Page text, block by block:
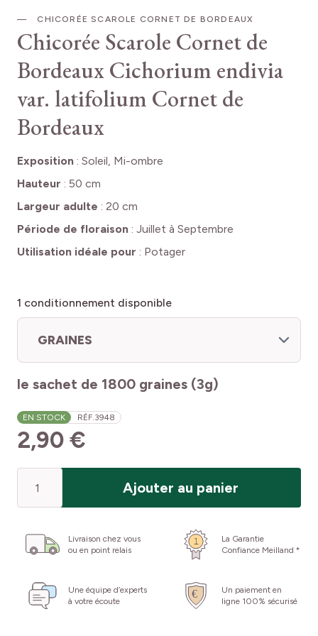
CHICORÉE SCAROLE CORNET DE BORDEAUX
Chicorée Scarole Cornet de
BordeauxCichorium endivia
var. latifolium Cornet de
Bordeaux
Exposition : Soleil, Mi-ombre
Hauteur : 50 cm
Largeur adulte : 20 cm
Période de floraison : Juillet à Septembre
Utilisation idéale pour : Potager
1 conditionnement disponible
GRAINES
le sachet de 1800 graines (3g)
EN STOCK RÉF.3948
2,90 €
Ajouter au panier
Livraison chez vous
ou en point relais
La Garantie
Confiance Meilland *
Une équipe d’experts
à votre écoute
Un paiement en
ligne 100% sécurisé